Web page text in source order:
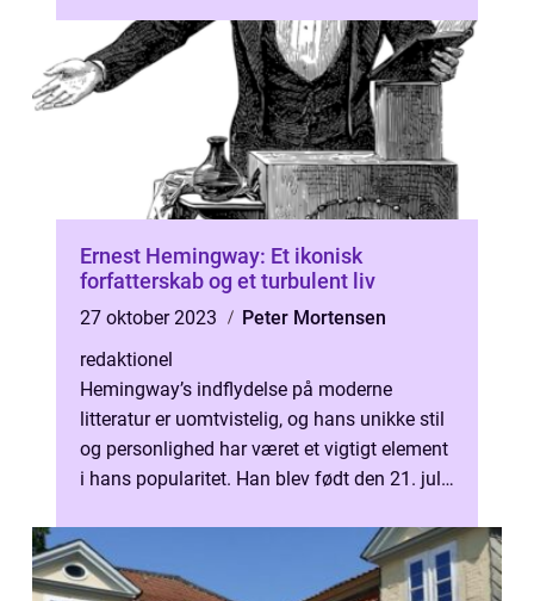
Ernest Hemingway: Et ikonisk
forfatterskab og et turbulent liv
27 oktober 2023
Peter Mortensen
redaktionel
Hemingway’s indflydelse på moderne
litteratur er uomtvistelig, og hans unikke stil
og personlighed har været et vigtigt element
i hans popularitet. Han blev født den 21. juli